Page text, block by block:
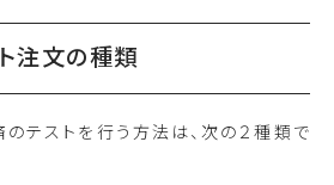
注文の種類
テストを行う方法は、次の２種類で